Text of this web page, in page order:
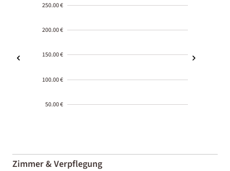
250.00 €
200.00 €
150.00 €
100.00 €
50.00 €
01-02
Zimmer & Verpflegung